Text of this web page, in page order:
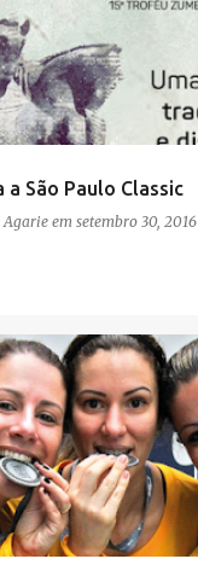
a São Paulo Classic
Agarie em setembro 30, 2016